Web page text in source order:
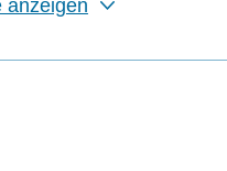
anzeigen